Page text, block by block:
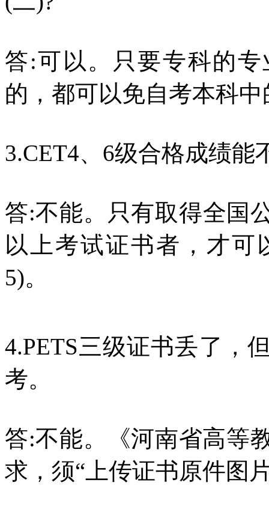
答:可以。只要专科的
的，都可以免自考本科
3.CET4、6级合格成绩能
答:不能。只有取得全国
以上考试证书者，才可
5)。
4.PETS三级证书丢了，
考。
答:不能。《河南省高等
求，须“上传证书原件图